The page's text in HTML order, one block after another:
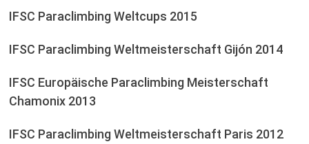
IFSC Paraclimbing Weltcups 2015
IFSC Paraclimbing Weltmeisterschaft Gijón 2014
IFSC Europäische Paraclimbing Meisterschaft
Chamonix 2013
IFSC Paraclimbing Weltmeisterschaft Paris 2012